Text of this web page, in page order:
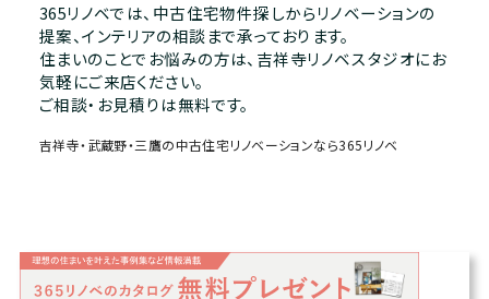
365リノベでは、中古住宅物件探しからリノベーションの
提案、インテリアの相談まで承っております。
住まいのことでお悩みの方は、吉祥寺リノベスタジオにお
気軽にご来店ください。
ご相談・お見積りは無料です。
吉祥寺・武蔵野・三鷹の中古住宅リノベーションなら365リノベ